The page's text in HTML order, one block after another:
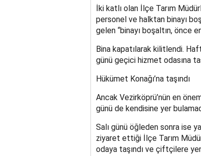
İki katlı olan İlçe Tarım
personel ve halktan binayı
gelen “binayı boşaltın, önce
Bina kapatılarak kilitlendi.
günü geçici hizmet odasına
Hükümet Konağı’na taşındı
Ancak Vezirköprü’nün en
günü de kendisine yer
Salı günü öğleden sonra ise
ziyaret ettiği İlçe Tarım
odaya taşındı ve çiftçilere